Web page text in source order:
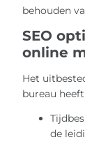
behouden
SEO
online
Het
bureau
de